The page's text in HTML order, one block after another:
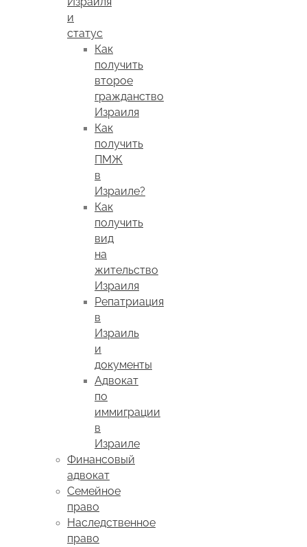
и
статус
Как
получить
второе
гражданство
Израиля
Как
получить
ПМЖ
в
Израиле?
Как
получить
вид
на
жительство
Израиля
Репатриация
в
Израиль
и
документы
Адвокат
по
иммиграции
в
Израиле
Финансовый
адвокат
Семейное
право
Наследственное
право